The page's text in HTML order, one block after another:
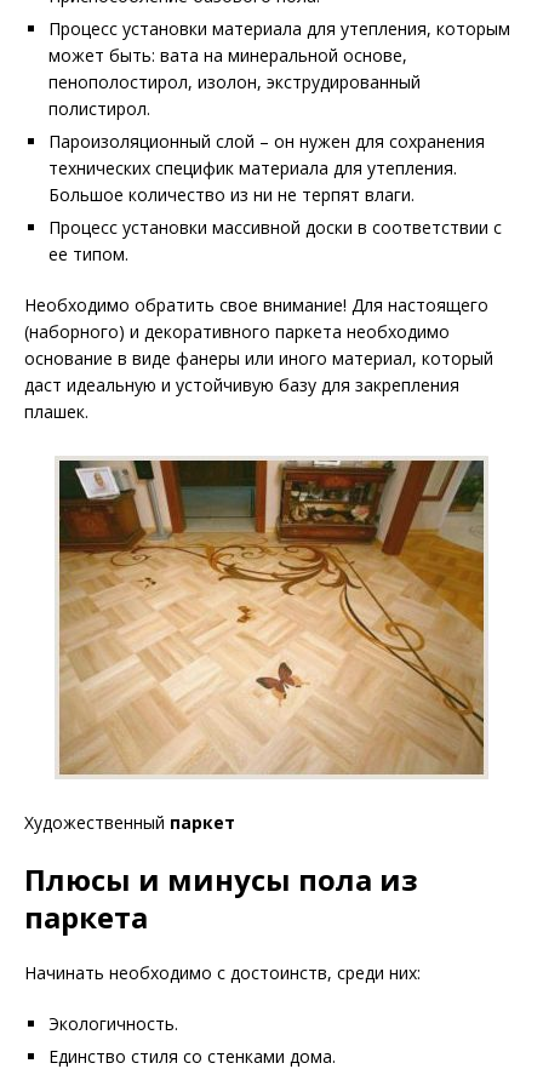
Процесс установки материала для утепления, которым
может быть: вата на минеральной основе,
пенополостирол, изолон, экструдированный
полистирол.
Пароизоляционный слой – он нужен для сохранения
технических специфик материала для утепления.
Большое количество из ни не терпят влаги.
Процесс установки массивной доски в соответствии с
ее типом.
Необходимо обратить свое внимание! Для настоящего
(наборного) и декоративного паркета необходимо
основание в виде фанеры или иного материал, который
даст идеальную и устойчивую базу для закрепления
плашек.
Художественный паркет
Плюсы и минусы пола из
паркета
Начинать необходимо с достоинств, среди них:
Экологичность.
Единство стиля со стенками дома.